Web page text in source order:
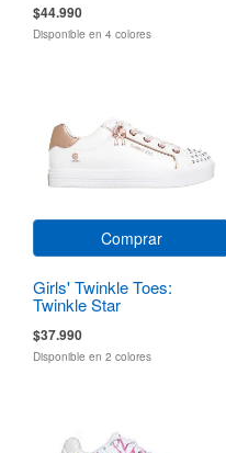
$44.990
Disponible en 4 colores
Comprar
Girls' Twinkle Toes:
Twinkle Star
$37.990
Disponible en 2 colores